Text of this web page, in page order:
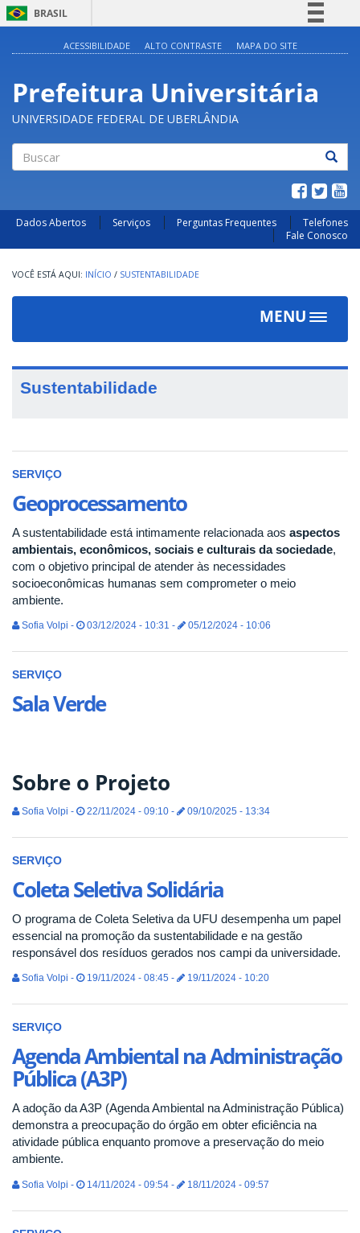
BRASIL
Participe
Acesso à informação
ACESSIBILIDADE ALTO CONTRASTE MAPA DO SITE
Prefeitura Universitária
UNIVERSIDADE FEDERAL DE UBERLÂNDIA
Dados Abertos Serviços Perguntas Frequentes
Telefones
Fale Conosco
INÍCIO / SUSTENTABILIDADE
MENU
Toggle
Sustentabilidade
SERVIÇO
Geoprocessamento
A sustentabilidade está intimamente relacionada aos aspectos
ambientais, econômicos, sociais e culturais da sociedade,
com o objetivo principal de atender às necessidades
socioeconômicas humanas sem comprometer o meio
ambiente.
Sofia Volpi - 03/12/2024 - 10:31 - 05/12/2024 - 10:06
SERVIÇO
Sala Verde
Sobre o Projeto
Sofia Volpi - 22/11/2024 - 09:10 - 09/10/2025 - 13:34
SERVIÇO
Coleta Seletiva Solidária
O programa de Coleta Seletiva da UFU desempenha um papel
essencial na promoção da sustentabilidade e na gestão
responsável dos resíduos gerados nos campi da universidade.
Sofia Volpi - 19/11/2024 - 08:45 - 19/11/2024 - 10:20
SERVIÇO
Agenda Ambiental na Administração
Pública (A3P)
A adoção da A3P (Agenda Ambiental na Administração Pública)
demonstra a preocupação do órgão em obter eficiência na
atividade pública enquanto promove a preservação do meio
ambiente.
Sofia Volpi - 14/11/2024 - 09:54 - 18/11/2024 - 09:57